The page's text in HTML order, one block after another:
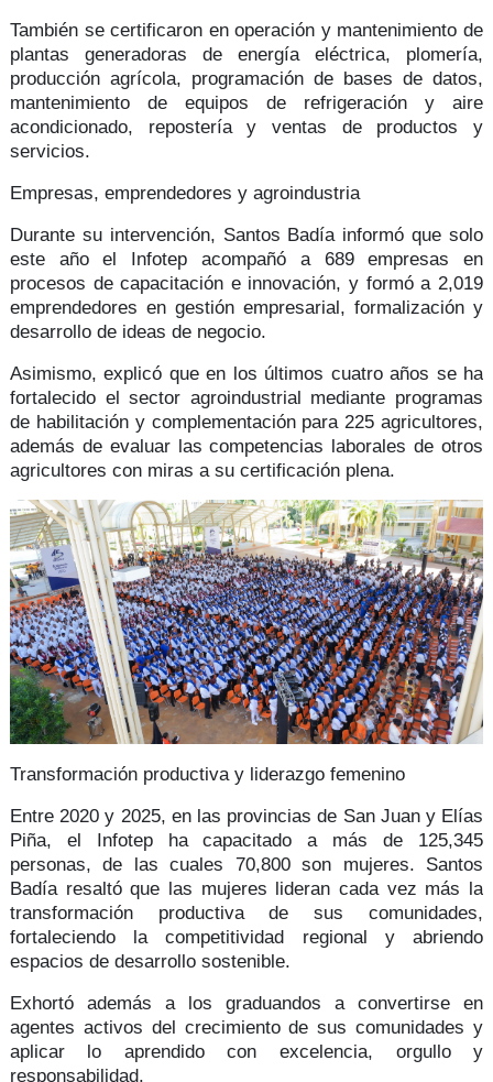
También se certificaron en operación y mantenimiento de
plantas generadoras de energía eléctrica, plomería,
producción agrícola, programación de bases de datos,
mantenimiento de equipos de refrigeración y aire
acondicionado, repostería y ventas de productos y
servicios.
Empresas, emprendedores y agroindustria
Durante su intervención, Santos Badía informó que solo
este año el Infotep acompañó a 689 empresas en
procesos de capacitación e innovación, y formó a 2,019
emprendedores en gestión empresarial, formalización y
desarrollo de ideas de negocio.
Asimismo, explicó que en los últimos cuatro años se ha
fortalecido elsector agroindustrial mediante programas
de habilitación y complementaciónpara 225 agricultores,
además de evaluar las competencias laborales de otros
agricultores con miras a su certificación plena.
Transformación productiva y liderazgo femenino
Entre 2020 y 2025, en las provincias de San Juan y Elías
Piña, el Infotep ha capacitado a más de 125,345
personas, de las cuales 70,800 son mujeres. Santos
Badía resaltó que las mujeres lideran cada vez más la
transformación productiva de sus comunidades,
fortaleciendo lacompetitividad regional y abriendo
espacios de desarrollo sostenible.
Exhortó además a los graduandos a convertirse en
agentes activos del crecimiento de sus comunidades y
aplicar lo aprendido conexcelencia, orgullo y
responsabilidad.